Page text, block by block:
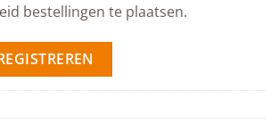
bestellingen te plaatsen.